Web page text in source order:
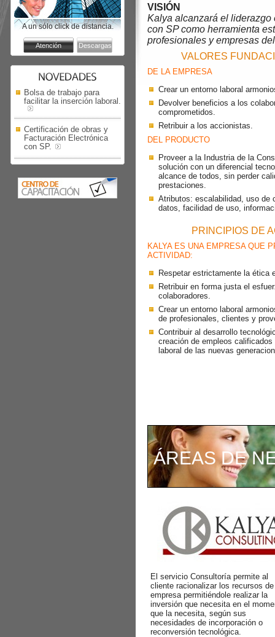
A un sólo click de distancia.
Bolsa de trabajo para
facilitar la inserción laboral.
Certificación de obras y
Facturación Electrónica
con SP.
VISIÓN
Kalya alcanzará el liderazgo
con SP como herramienta
profesionales y empresas
VALORES
DE LA EMPRESA
Crear un entorno laboral
Devolver beneficios a los
comprometidos.
Retribuir a los accionistas.
DEL PRODUCTO
Proveer a la Industria de la
solución con un diferencial
alcance de todos, sin perder
prestaciones.
Atributos: escalabilidad, uso de
datos, facilidad de uso,
PRINCIPIOS DE
KALYA ES UNA EMPRESA QUE
ACTIVIDAD:
Respetar estrictamente la ética
Retribuir en forma justa el
colaboradores.
Crear un entorno laboral
de profesionales, clientes y
Contribuir al desarrollo
creación de empleos calificados
laboral de las nuevas
ÁREAS DE
El servicio Consultoría permite al
cliente racionalizar los recursos
empresa permitiéndole realizar la
inversión que necesita en el
que la necesita, según sus
necesidades de incorporación o
reconversión tecnológica.